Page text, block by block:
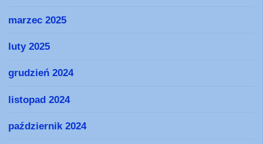
marzec 2025
luty 2025
grudzień 2024
listopad 2024
październik 2024